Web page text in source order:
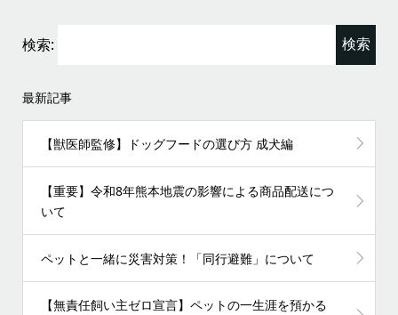
検索:
最新記事
【獣医師監修】ドッグフードの選び方 成犬編
【重要】令和8年熊本地震の影響による商品配送につ
いて
ペットと一緒に災害対策！「同行避難」について
【無責任飼い主ゼロ宣言】ペットの一生涯を預かる